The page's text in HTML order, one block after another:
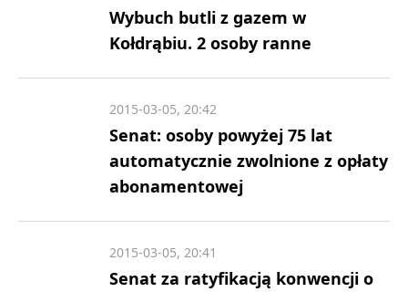
Wybuch butli z gazem w
Kołdrąbiu. 2 osoby ranne
Senat: osoby powyżej 75 lat
automatycznie zwolnione z opłaty
abonamentowej
2015-03-05, 20:42
Senat za ratyfikacją konwencji o
2015-03-05, 20:41